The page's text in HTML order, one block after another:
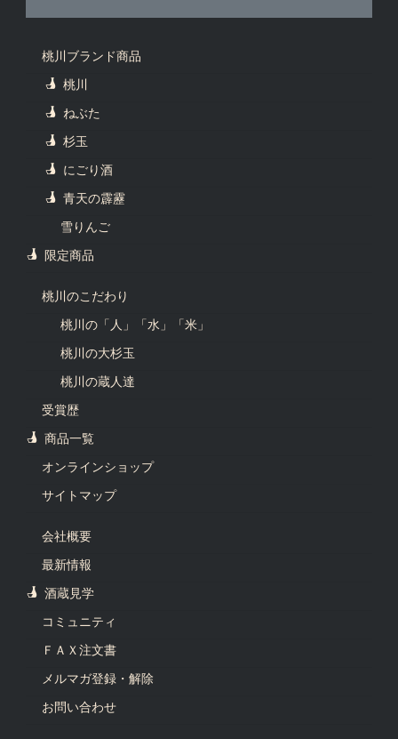
桃川ブランド商品
桃川
ねぶた
杉玉
にごり酒
青天の霹靂
雪りんご
限定商品
桃川のこだわり
桃川の「人」「水」「米」
桃川の大杉玉
桃川の蔵人達
受賞歴
商品一覧
オンラインショップ
サイトマップ
会社概要
最新情報
酒蔵見学
コミュニティ
ＦＡＸ注文書
メルマガ登録・解除
お問い合わせ